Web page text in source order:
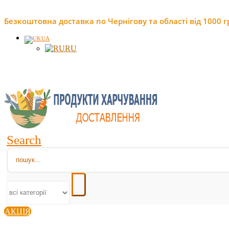
Безкоштовна доставка по Чернігову та області від 1000
UA
RU
Search
АКЦІЯ